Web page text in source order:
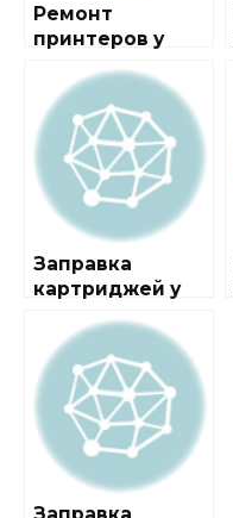
Ремонт
принтеров у
Измайловская
Заправка
картриджей у
Библиотека им.
Ленина